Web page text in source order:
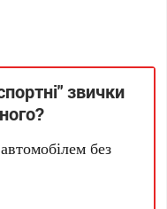
звички
без